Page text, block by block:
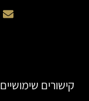
קישורים שימושיים